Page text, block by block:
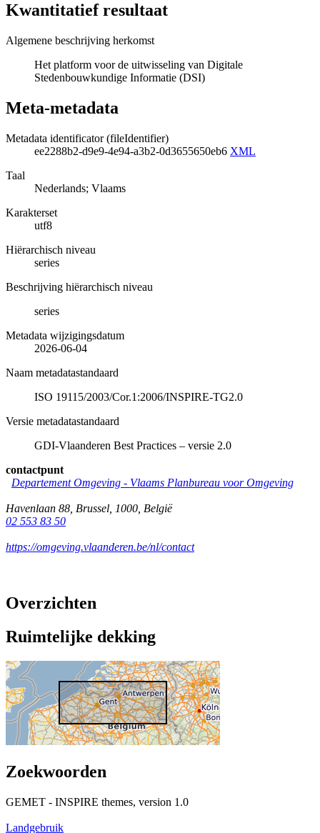
Kwantitatief resultaat
Algemene beschrijving herkomst
Het platform voor de uitwisseling van Digitale
Stedenbouwkundige Informatie (DSI)
Meta-metadata
Metadata identificator (fileIdentifier)
ee2288b2-d9e9-4e94-a3b2-0d3655650eb6 XML
Taal
Nederlands; Vlaams
Karakterset
utf8
Hiërarchisch niveau
series
Beschrijving hiërarchisch niveau
series
Metadata wijzigingsdatum
2026-06-04
Naam metadatastandaard
ISO 19115/2003/Cor.1:2006/INSPIRE-TG2.0
Versie metadatastandaard
GDI-Vlaanderen Best Practices – versie 2.0
contactpunt
Departement Omgeving - Vlaams Planbureau voor Omgeving
Havenlaan 88 Brussel 1000 België
02 553 83 50
https://omgeving.vlaanderen.be/nl/contact
Overzichten
Ruimtelijke dekking
Zoekwoorden
GEMET - INSPIRE themes, version 1.0
Landgebruik